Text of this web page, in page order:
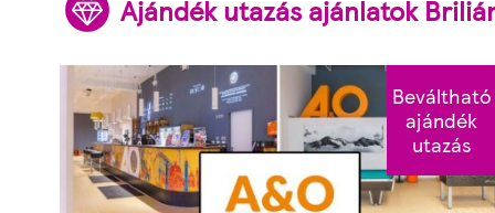
Ajándék utazás ajánlatok
Beváltható
ajándék
utazás